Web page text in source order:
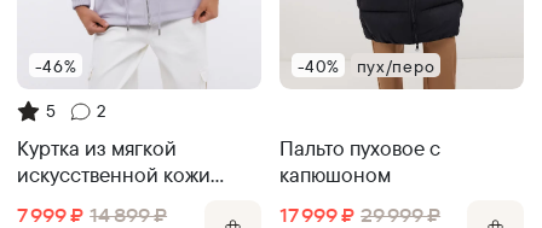
-46%
5 2
Куртка из мягкой
искусственной кожи
7 999 ₽ 14 899 ₽
-40% пух/перо
Пальто пуховое с
капюшоном
17 999 ₽ 29 999 ₽